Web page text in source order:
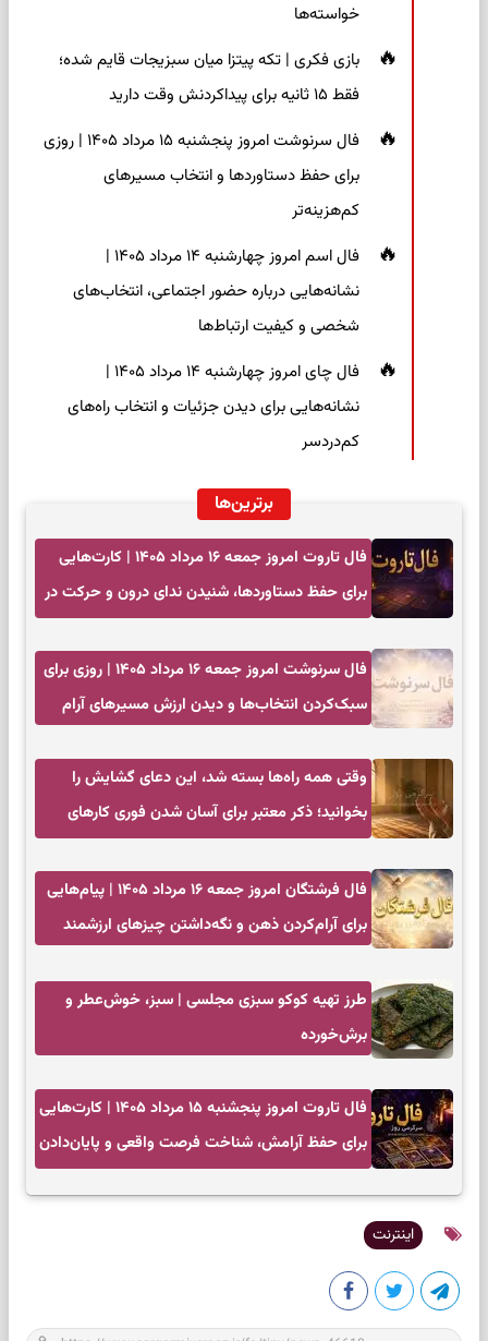
خواسته‌ها
بازی فکری | تکه پیتزا میان سبزیجات قایم شده؛
فقط ۱۵ ثانیه برای پیداکردنش وقت دارید
فال سرنوشت امروز پنجشنبه ۱۵ مرداد ۱۴۰۵ | روزی
برای حفظ دستاوردها و انتخاب مسیرهای
کم‌هزینه‌تر
فال اسم امروز چهارشنبه ۱۴ مرداد ۱۴۰۵ |
نشانه‌هایی درباره حضور اجتماعی، انتخاب‌های
شخصی و کیفیت ارتباط‌ها
فال چای امروز چهارشنبه ۱۴ مرداد ۱۴۰۵ |
نشانه‌هایی برای دیدن جزئیات و انتخاب راه‌های
کم‌دردسر
برترین‌ها
فال تاروت امروز جمعه ۱۶ مرداد ۱۴۰۵ | کارت‌هایی
برای حفظ دستاوردها، شنیدن ندای درون و حرکت در
فال سرنوشت امروز جمعه ۱۶ مرداد ۱۴۰۵ | روزی برای
سبک‌کردن انتخاب‌ها و دیدن ارزش مسیرهای آرام
وقتی همه راه‌ها بسته شد، این دعای گشایش را
بخوانید؛ ذکر معتبر برای آسان شدن فوری کارهای
فال فرشتگان امروز جمعه ۱۶ مرداد ۱۴۰۵ | پیام‌هایی
برای آرام‌کردن ذهن و نگه‌داشتن چیزهای ارزشمند
طرز تهیه کوکو سبزی مجلسی | سبز، خوش‌عطر و
برش‌خورده
فال تاروت امروز پنجشنبه ۱۵ مرداد ۱۴۰۵ | کارت‌هایی
برای حفظ آرامش، شناخت فرصت واقعی و پایان‌دادن
اینترنت